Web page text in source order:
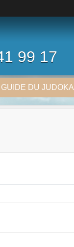
99 17
GUIDE DU JUDOKA